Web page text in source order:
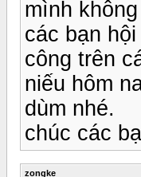
mình
các bạn
công trên
niếu hôm
dùm nhé.
chúc các
zongke